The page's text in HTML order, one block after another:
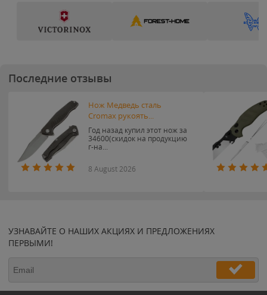
Последние отзывы
Нож Медведь сталь
Cromax рукоять...
Год назад купил этот нож за
34600(скидок на продукцию
г-на...
8 August 2026
УЗНАВАЙТЕ О НАШИХ АКЦИЯХ И ПРЕДЛОЖЕНИЯХ
ПЕРВЫМИ!